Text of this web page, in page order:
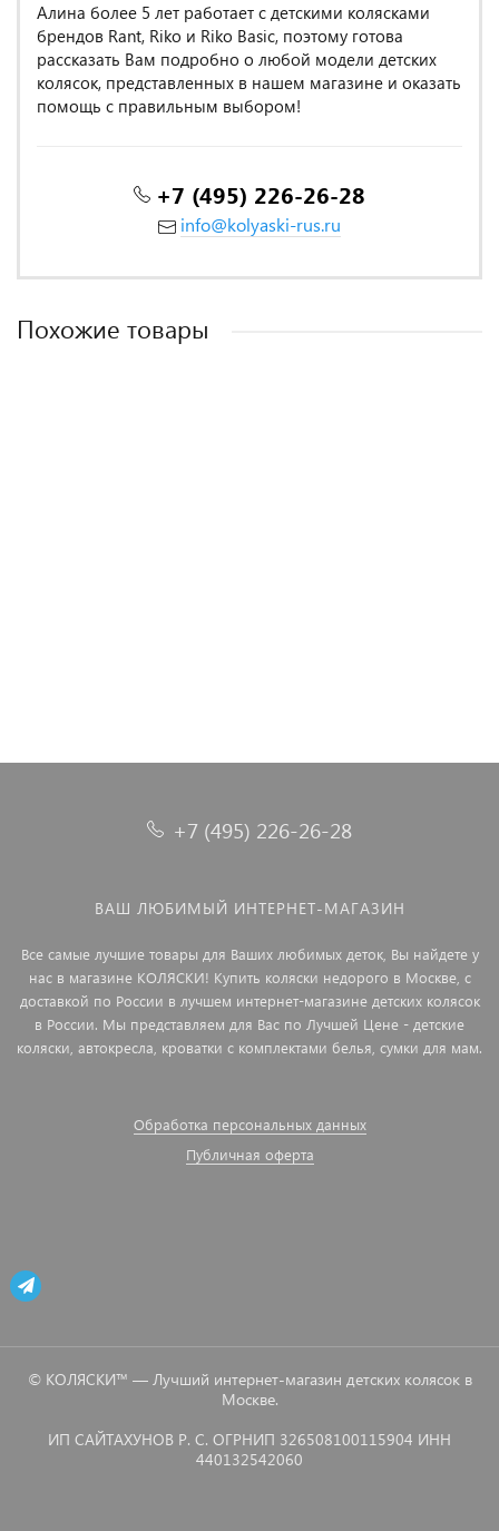
Алина более 5 лет работает с детскими колясками
брендов Rant, Riko и Riko Basic, поэтому готова
рассказать Вам подробно о любой модели детских
колясок, представленных в нашем магазине и оказать
помощь с правильным выбором!
+7 (495) 226-26-28
info@kolyaski-rus.ru
Похожие товары
+7 (495) 226-26-28
ВАШ ЛЮБИМЫЙ ИНТЕРНЕТ-МАГАЗИН
Все самые лучшие товары для Ваших любимых деток, Вы найдете у
нас в магазине КОЛЯСКИ! Купить коляски недорого в Москве, с
доставкой по России в лучшем интернет-магазине детских колясок
в России. Мы представляем для Вас по Лучшей Цене - детские
коляски, автокресла, кроватки с комплектами белья, сумки для мам.
Обработка персональных данных
Публичная оферта
© КОЛЯСКИ™ — Лучший интернет-магазин детских колясок в
Москве.
ИП САЙТАХУНОВ Р. С. ОГРНИП 326508100115904 ИНН
440132542060